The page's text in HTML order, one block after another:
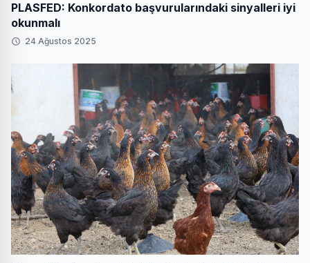
PLASFED: Konkordato başvurularındaki sinyalleri iyi
okunmalı
24 Ağustos 2025